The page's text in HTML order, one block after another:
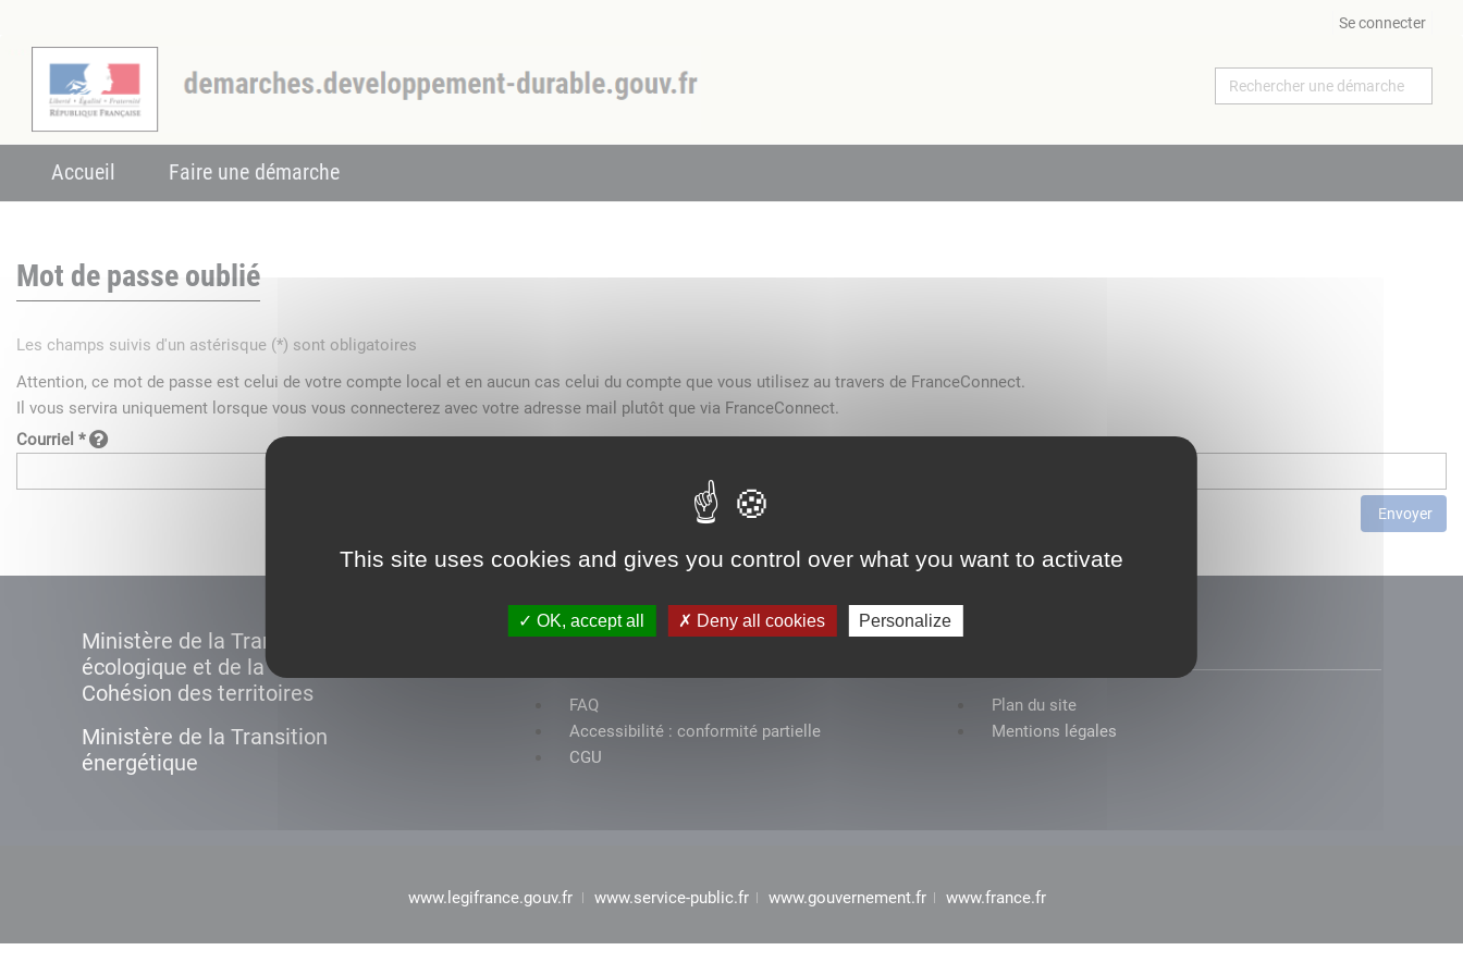
This site uses cookies and gives you control over what you want to activate
OK, accept all Deny all cookies Personalize
Se connecter
Accueil Faire une démarche
Mot de passe oublié
Les champs suivis d'un astérisque (*) sont obligatoires
Attention, ce mot de passe est celui de votre compte local et en aucun cas celui du compte que vous utilisez au travers de FranceConnect.
Il vous servira uniquement lorsque vous vous connecterez avec votre adresse mail plutôt que via FranceConnect.
Courriel *
Envoyer
Ministère de la Transition
écologique et de la
Cohésion des territoires
Ministère de la Transition
énergétique
FAQ
Plan du site
Accessibilité : conformité partielle
Mentions légales
CGU
www.legifrance.gouv.fr www.service-public.fr www.gouvernement.fr www.france.fr